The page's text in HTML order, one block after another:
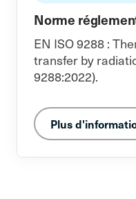
Norme
EN ISO 9288 :
transfer by
9288:2022).
Plus